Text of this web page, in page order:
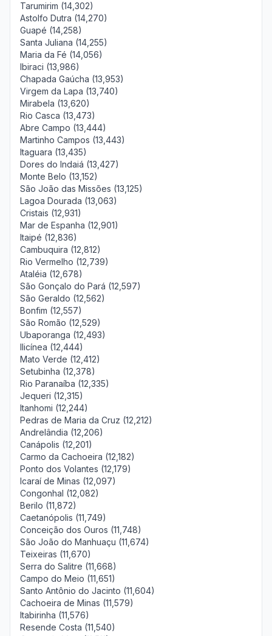
Tarumirim (14,302)
Astolfo Dutra (14,270)
Guapé (14,258)
Santa Juliana (14,255)
Maria da Fé (14,056)
Ibiraci (13,986)
Chapada Gaúcha (13,953)
Virgem da Lapa (13,740)
Mirabela (13,620)
Rio Casca (13,473)
Abre Campo (13,444)
Martinho Campos (13,443)
Itaguara (13,435)
Dores do Indaiá (13,427)
Monte Belo (13,152)
São João das Missões (13,125)
Lagoa Dourada (13,063)
Cristais (12,931)
Mar de Espanha (12,901)
Itaipé (12,836)
Cambuquira (12,812)
Rio Vermelho (12,739)
Ataléia (12,678)
São Gonçalo do Pará (12,597)
São Geraldo (12,562)
Bonfim (12,557)
São Romão (12,529)
Ubaporanga (12,493)
Ilicínea (12,444)
Mato Verde (12,412)
Setubinha (12,378)
Rio Paranaíba (12,335)
Jequeri (12,315)
Itanhomi (12,244)
Pedras de Maria da Cruz (12,212)
Andrelândia (12,206)
Canápolis (12,201)
Carmo da Cachoeira (12,182)
Ponto dos Volantes (12,179)
Icaraí de Minas (12,097)
Congonhal (12,082)
Berilo (11,872)
Caetanópolis (11,749)
Conceição dos Ouros (11,748)
São João do Manhuaçu (11,674)
Teixeiras (11,670)
Serra do Salitre (11,668)
Campo do Meio (11,651)
Santo Antônio do Jacinto (11,604)
Cachoeira de Minas (11,579)
Itabirinha (11,576)
Resende Costa (11,540)